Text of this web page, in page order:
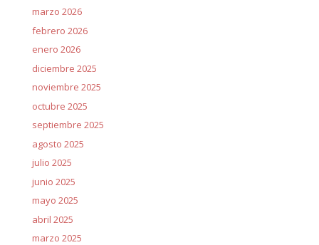
marzo 2026
febrero 2026
enero 2026
diciembre 2025
noviembre 2025
octubre 2025
septiembre 2025
agosto 2025
julio 2025
junio 2025
mayo 2025
abril 2025
marzo 2025